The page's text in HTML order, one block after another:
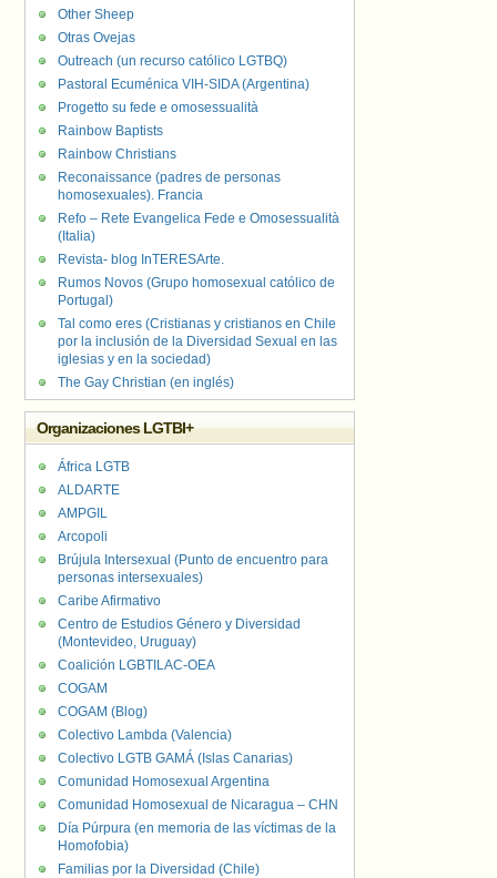
Other Sheep
Otras Ovejas
Outreach (un recurso católico LGTBQ)
Pastoral Ecuménica VIH-SIDA (Argentina)
Progetto su fede e omosessualità
Rainbow Baptists
Rainbow Christians
Reconaissance (padres de personas
homosexuales). Francia
Refo – Rete Evangelica Fede e Omosessualità
(Italia)
Revista- blog InTERESArte.
Rumos Novos (Grupo homosexual católico de
Portugal)
Tal como eres (Cristianas y cristianos en Chile
por la inclusión de la Diversidad Sexual en las
iglesias y en la sociedad)
The Gay Christian (en inglés)
Organizaciones LGTBI+
África LGTB
ALDARTE
AMPGIL
Arcopoli
Brújula Intersexual (Punto de encuentro para
personas intersexuales)
Caribe Afirmativo
Centro de Estudios Género y Diversidad
(Montevideo, Uruguay)
Coalición LGBTILAC-OEA
COGAM
COGAM (Blog)
Colectivo Lambda (Valencia)
Colectivo LGTB GAMÁ (Islas Canarias)
Comunidad Homosexual Argentina
Comunidad Homosexual de Nicaragua – CHN
Día Púrpura (en memoria de las víctimas de la
Homofobia)
Familias por la Diversidad (Chile)